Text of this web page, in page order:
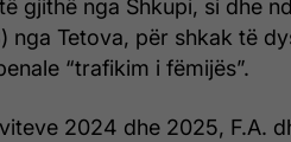
gjithë nga Shkupi, si dhe
nga Tetova, për shkak të
“trafikim i fëmijës”.
2024 dhe 2025, F.A.